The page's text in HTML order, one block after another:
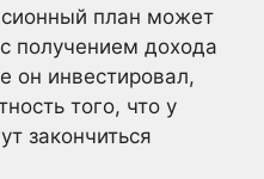
план может
получением дохода
он инвестировал,
того, что у
закончиться